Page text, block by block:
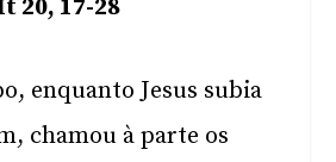
20, 17-28
enquanto Jesus subia
chamou à parte os